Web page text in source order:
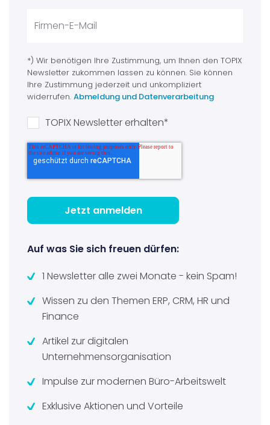
*) Wir benötigen Ihre Zustimmung, um Ihnen den TOPIX
Newsletter zukommen lassen zu können. Sie können
Ihre Zustimmung jederzeit und unkompliziert
widerrufen.Abmeldung und Datenverarbeitung
TOPIX Newsletter erhalten*
Auf was Sie sich freuen dürfen:
1 Newsletter alle zwei Monate - kein Spam!
Wissen zu den Themen ERP, CRM, HR und
Finance
Artikel zur digitalen
Unternehmensorganisation
Impulse zur modernen Büro-Arbeitswelt
Exklusive Aktionen und Vorteile